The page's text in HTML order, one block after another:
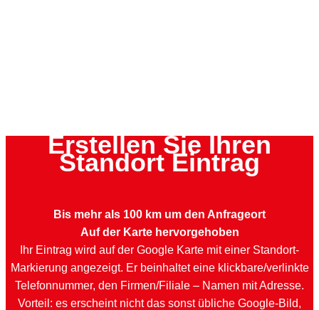
Erstellen Sie Ihren
Standort Eintrag
Bis mehr als 100 km um den Anfrageort
Auf der Karte hervorgehoben
Ihr Eintrag wird auf der Google Karte mit einer Standort-
Markierung angezeigt. Er beinhaltet eine klickbare/verlinkte
Telefonnummer, den Firmen/Filiale – Namen mit Adresse.
Vorteil: es erscheint nicht das sonst übliche Google-Bild,